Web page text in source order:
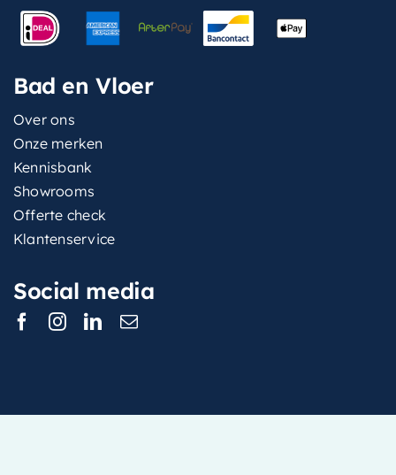
Bad en Vloer
Over ons
Onze merken
Kennisbank
Showrooms
Offerte check
Klantenservice
Social media